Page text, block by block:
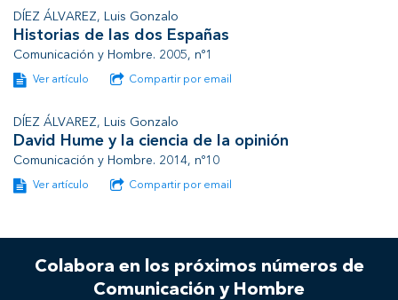
DÍEZ ÁLVAREZ, Luis Gonzalo
Historias de las dos Españas
Comunicación y Hombre. 2005, nº1
Ver artículo Compartir por email
DÍEZ ÁLVAREZ, Luis Gonzalo
David Hume y la ciencia de la opinión
Comunicación y Hombre. 2014, nº10
Ver artículo Compartir por email
Colabora en los próximos números de
Comunicación y Hombre